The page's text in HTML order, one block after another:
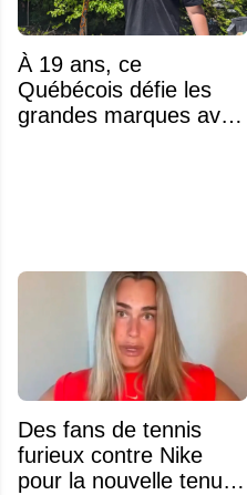
À 19 ans, ce
Québécois défie les
grandes marques avec
Des fans de tennis
furieux contre Nike
pour la nouvelle tenue